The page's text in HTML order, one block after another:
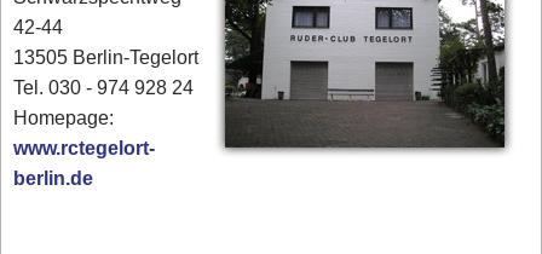
42-44
13505 Berlin-Tegelort
Tel. 030 - 974 928 24
Homepage:
www.rctegelort-
berlin.de